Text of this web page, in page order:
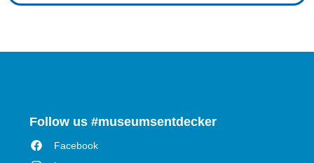
Follow us #museumsentdecker
Facebook